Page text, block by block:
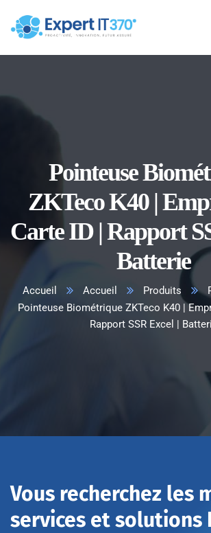
Pointeuse
ZKTeco K40 |
Carte ID | Rapport
Batterie
Accueil Accueil Produits
Pointeuse Biométrique ZKTeco K40 |
Rapport SSR Excel |
Vous recherchez les
services et solutions